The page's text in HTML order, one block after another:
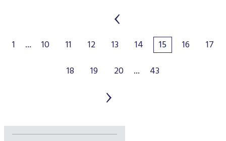
1 ... 10 11 12 13 14 15 16
17
18
19 20 ... 43